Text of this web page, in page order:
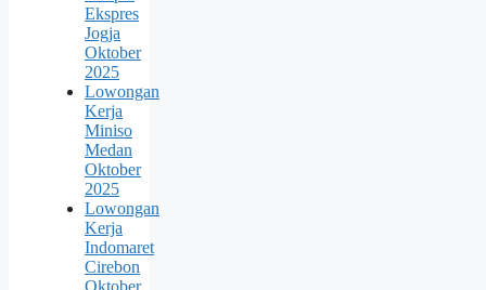
Ekspres
Jogja
Oktober
2025
Lowongan
Kerja
Miniso
Medan
Oktober
2025
Lowongan
Kerja
Indomaret
Cirebon